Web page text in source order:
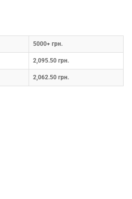
5000+ грн.
2,095.50 грн.
2,062.50 грн.